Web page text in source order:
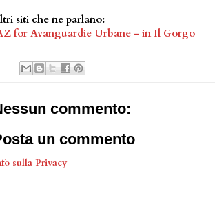
siti che ne parlano:
for Avanguardie Urbane - in Il Gorgo
commento:
un commento
sulla Privacy